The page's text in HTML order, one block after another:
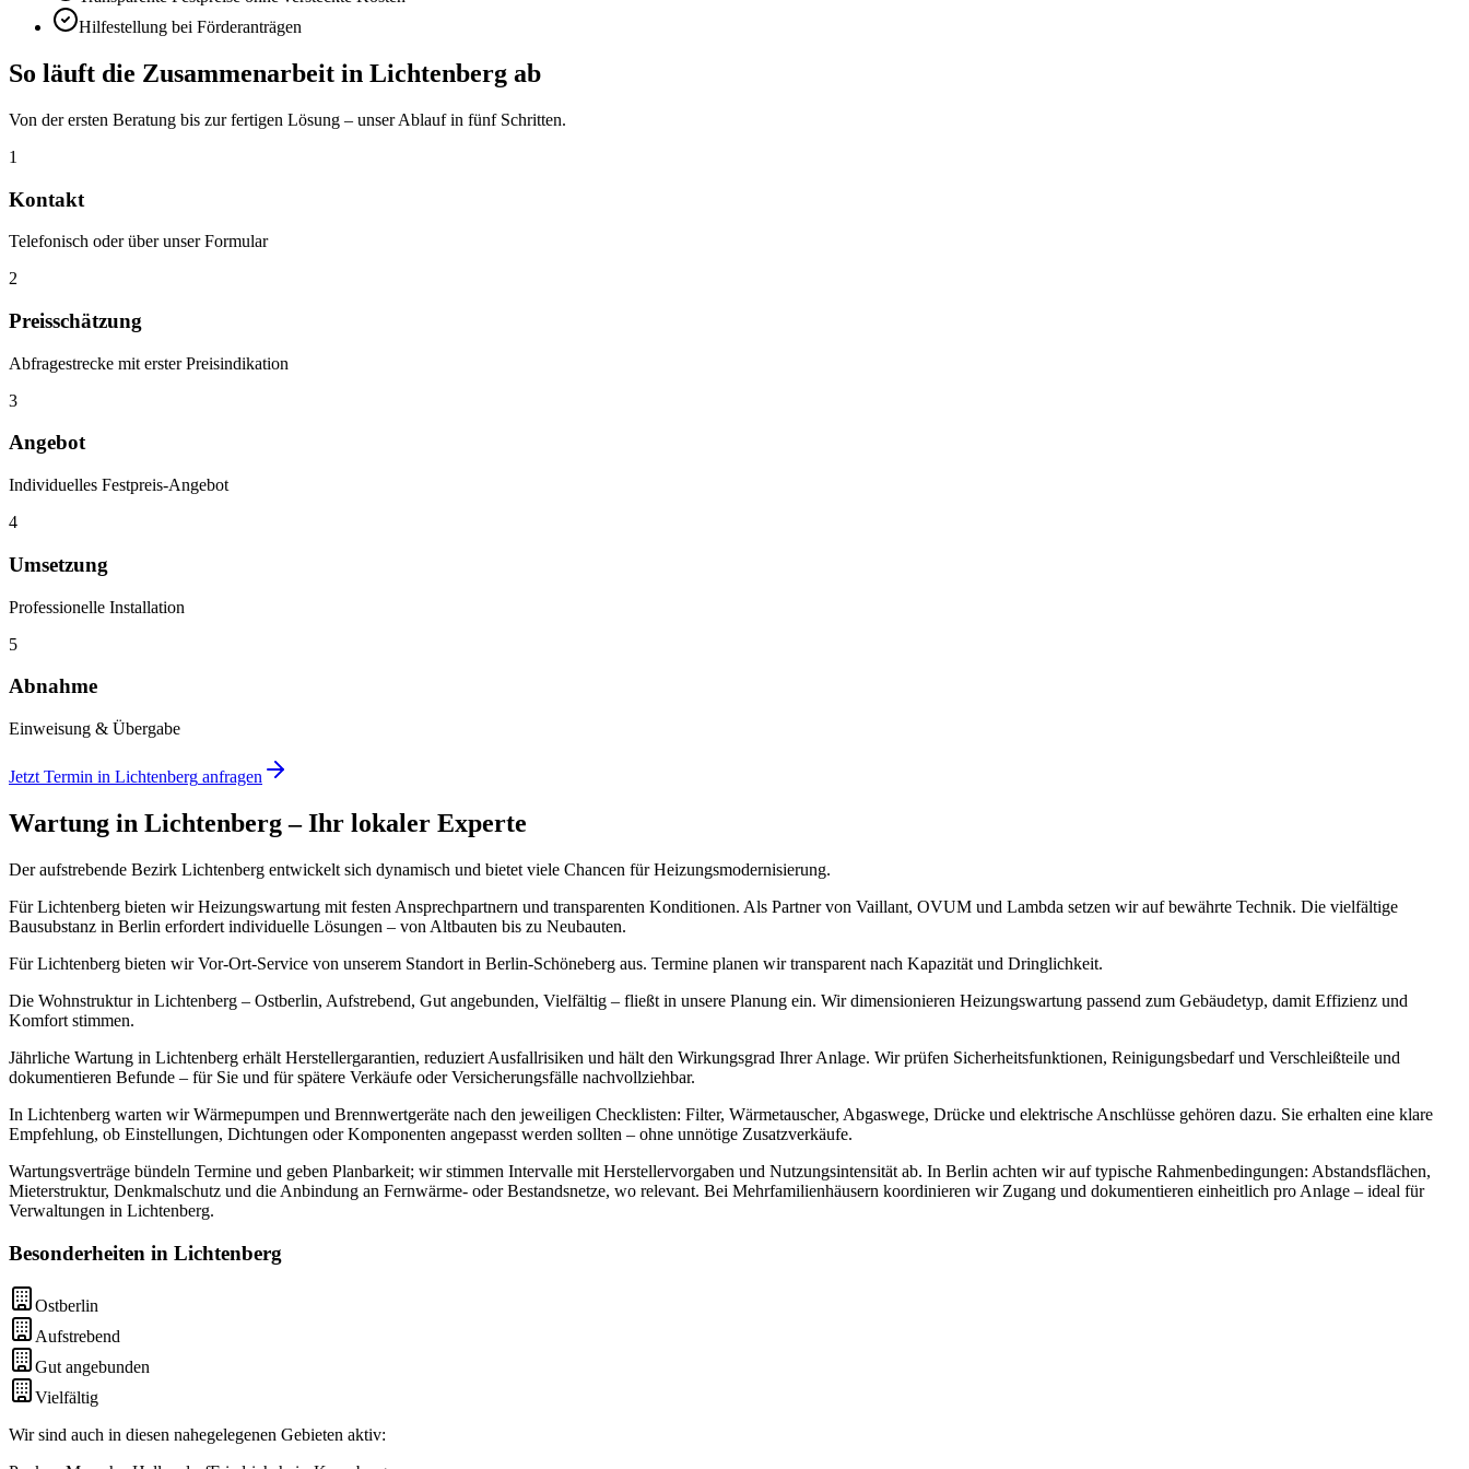
Hilfestellung bei Förderanträgen
So läuft die Zusammenarbeit in Lichtenberg ab
Von der ersten Beratung bis zur fertigen Lösung – unser Ablauf in fünf Schritten.
1
Kontakt
Telefonisch oder über unser Formular
2
Preisschätzung
Abfragestrecke mit erster Preisindikation
3
Angebot
Individuelles Festpreis-Angebot
4
Umsetzung
Professionelle Installation
5
Abnahme
Einweisung & Übergabe
Jetzt Termin in Lichtenberg anfragen
Wartung in Lichtenberg– Ihr lokaler Experte
Der aufstrebende Bezirk Lichtenberg entwickelt sich dynamisch und bietet viele Chancen für Heizungsmodernisierung.
Für Lichtenberg bieten wir Heizungswartung mit festen Ansprechpartnern und transparenten Konditionen. Als Partner von Vaillant, OVUM und Lambda setzen wir auf bewährte Technik. Die vielfältige
Bausubstanz in Berlin erfordert individuelle Lösungen – von Altbauten bis zu Neubauten.
Für Lichtenberg bieten wir Vor-Ort-Service von unserem Standort in Berlin-Schöneberg aus. Termine planen wir transparent nach Kapazität und Dringlichkeit.
Die Wohnstruktur in Lichtenberg – Ostberlin, Aufstrebend, Gut angebunden, Vielfältig – fließt in unsere Planung ein. Wir dimensionieren Heizungswartung passend zum Gebäudetyp, damit Effizienz und
Komfort stimmen.
Jährliche Wartung in Lichtenberg erhält Herstellergarantien, reduziert Ausfallrisiken und hält den Wirkungsgrad Ihrer Anlage. Wir prüfen Sicherheitsfunktionen, Reinigungsbedarf und Verschleißteile und
dokumentieren Befunde – für Sie und für spätere Verkäufe oder Versicherungsfälle nachvollziehbar.
In Lichtenberg warten wir Wärmepumpen und Brennwertgeräte nach den jeweiligen Checklisten: Filter, Wärmetauscher, Abgaswege, Drücke und elektrische Anschlüsse gehören dazu. Sie erhalten eine klare
Empfehlung, ob Einstellungen, Dichtungen oder Komponenten angepasst werden sollten – ohne unnötige Zusatzverkäufe.
Wartungsverträge bündeln Termine und geben Planbarkeit; wir stimmen Intervalle mit Herstellervorgaben und Nutzungsintensität ab. In Berlin achten wir auf typische Rahmenbedingungen: Abstandsflächen,
Mieterstruktur, Denkmalschutz und die Anbindung an Fernwärme- oder Bestandsnetze, wo relevant. Bei Mehrfamilienhäusern koordinieren wir Zugang und dokumentieren einheitlich pro Anlage – ideal für
Verwaltungen in Lichtenberg.
Besonderheiten in Lichtenberg
Ostberlin
Aufstrebend
Gut angebunden
Vielfältig
Wir sind auch in diesen nahegelegenen Gebieten aktiv: